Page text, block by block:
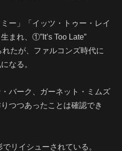
ー」「イッツ・トゥー・レイ
まれ、①”It’s Too Late”
たが、ファルコンズ時代に
なる。
バーク、ガーネット・ミムズ
つつあったことは確認でき
リイシューされている。